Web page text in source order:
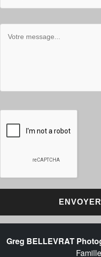
Greg BELLEVRAT